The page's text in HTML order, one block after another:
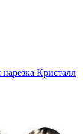
Кристалл